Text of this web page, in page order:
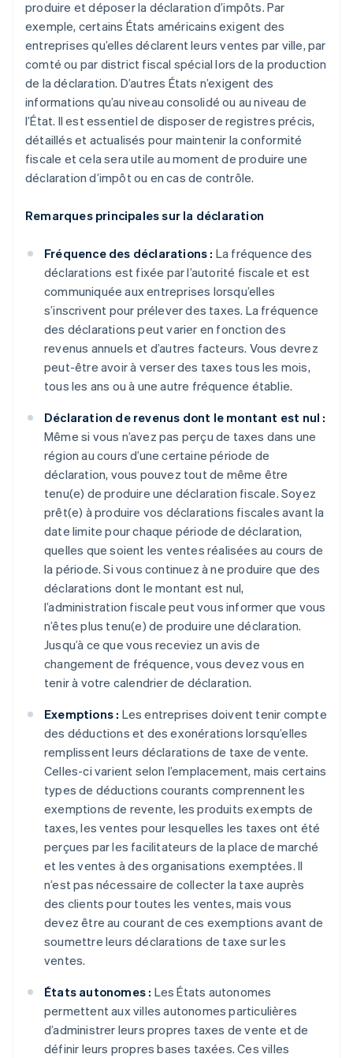
produire et déposer la déclaration d’impôts. Par
exemple, certains États américains exigent des
entreprises qu’elles déclarent leurs ventes par ville, par
comté ou par district fiscal spécial lors de la production
de la déclaration. D’autres États n’exigent des
informations qu’au niveau consolidé ou au niveau de
l’État. Il est essentiel de disposer de registres précis,
détaillés et actualisés pour maintenir la conformité
fiscale et cela sera utile au moment de produire une
déclaration d’impôt ou en cas de contrôle.
Remarques principales sur la déclaration
Fréquence des déclarations : La fréquence des
déclarations est fixée par l’autorité fiscale et est
communiquée aux entreprises lorsqu’elles
s’inscrivent pour prélever des taxes. La fréquence
des déclarations peut varier en fonction des
revenus annuels et d’autres facteurs. Vous devrez
peut-être avoir à verser des taxes tous les mois,
tous les ans ou à une autre fréquence établie.
Déclaration de revenus dont le montant est nul :
Même si vous n’avez pas perçu de taxes dans une
région au cours d’une certaine période de
déclaration, vous pouvez tout de même être
tenu(e) de produire une déclaration fiscale. Soyez
prêt(e) à produire vos déclarations fiscales avant la
date limite pour chaque période de déclaration,
quelles que soient les ventes réalisées au cours de
la période. Si vous continuez à ne produire que des
déclarations dont le montant est nul,
l’administration fiscale peut vous informer que vous
n’êtes plus tenu(e) de produire une déclaration.
Jusqu’à ce que vous receviez un avis de
changement de fréquence, vous devez vous en
tenir à votre calendrier de déclaration.
Exemptions : Les entreprises doivent tenir compte
des déductions et des exonérations lorsqu’elles
remplissent leurs déclarations de taxe de vente.
Celles-ci varient selon l’emplacement, mais certains
types de déductions courants comprennent les
exemptions de revente, les produits exempts de
taxes, les ventes pour lesquelles les taxes ont été
perçues par les facilitateurs de la place de marché
et les ventes à des organisations exemptées. Il
n’est pas nécessaire de collecter la taxe auprès
des clients pour toutes les ventes, mais vous
devez être au courant de ces exemptions avant de
soumettre leurs déclarations de taxe sur les
ventes.
États autonomes : Les États autonomes
permettent aux villes autonomes particulières
d’administrer leurs propres taxes de vente et de
définir leurs propres bases taxées. Ces villes